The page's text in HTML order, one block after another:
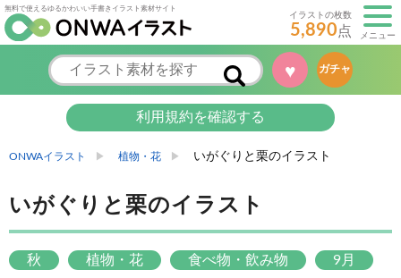
無料で使えるゆるかわいい手書きイラスト素材サイト
イラストの枚数
5,890点 メニュー
♥ ガチャ
利用規約を確認する
ONWAイラスト 植物・花 いがぐりと栗のイラスト
いがぐりと栗のイラスト
秋 植物・花 食べ物・飲み物 9月